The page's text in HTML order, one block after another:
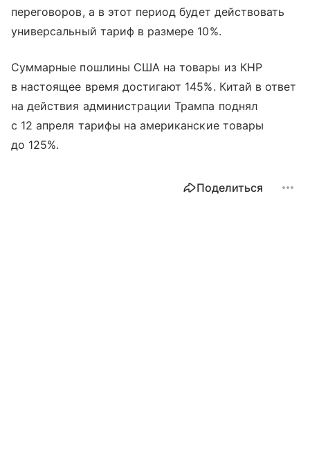
переговоров, а в этот период будет действовать
универсальный тариф в размере 10%.
Суммарные пошлины США на товары из КНР
в настоящее время достигают 145%. Китай в ответ
на действия администрации Трампа поднял
с 12 апреля тарифы на американские товары
до 125%.
Поделиться